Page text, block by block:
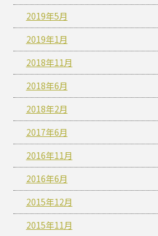
2019年5月
2019年1月
2018年11月
2018年6月
2018年2月
2017年6月
2016年11月
2016年6月
2015年12月
2015年11月